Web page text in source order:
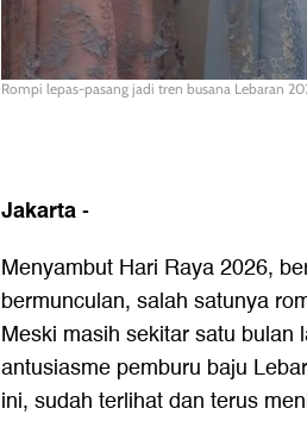
Rompi lepas-pasang jadi tren busana Lebaran
Jakarta-
Menyambut Hari Raya 2026,
bermunculan, salah satunya
Meski masih sekitar satu bulan
antusiasme pemburu baju
ini, sudah terlihat dan terus